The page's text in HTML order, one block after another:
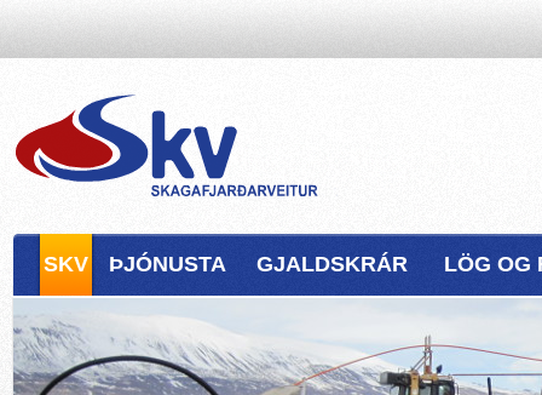
SKV ÞJÓNUSTA GJALDSKRÁR LÖG OG